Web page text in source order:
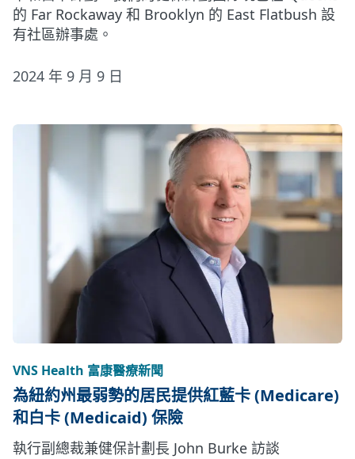
的 Far Rockaway 和 Brooklyn 的 East Flatbush 設
有社區辦事處。
2024 年 9 月 9 日
VNS Health 富康醫療新聞
為紐約州最弱勢的居民提供紅藍卡 (Medicare)
和白卡 (Medicaid) 保險
執行副總裁兼健保計劃長 John Burke 訪談